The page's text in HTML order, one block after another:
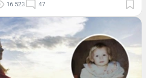
16 523 47